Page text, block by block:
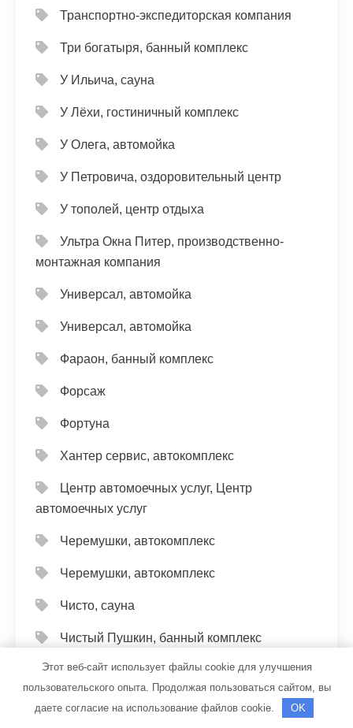
Транспортно-экспедиторская компания
Три богатыря, банный комплекс
У Ильича, сауна
У Лёхи, гостиничный комплекс
У Олега, автомойка
У Петровича, оздоровительный центр
У тополей, центр отдыха
Ультра Окна Питер, производственно-
монтажная компания
Универсал, автомойка
Универсал, автомойка
Фараон, банный комплекс
Форсаж
Фортуна
Хантер сервис, автокомплекс
Центр автомоечных услуг, Центр
автомоечных услуг
Черемушки, автокомплекс
Черемушки, автокомплекс
Чисто, сауна
Чистый Пушкин, банный комплекс
Чкаловская СТО
Этот веб-сайт использует файлы cookie для улучшения
пользовательского опыта. Продолжая пользоваться сайтом, вы
даете согласие на использование файлов cookie.
OK